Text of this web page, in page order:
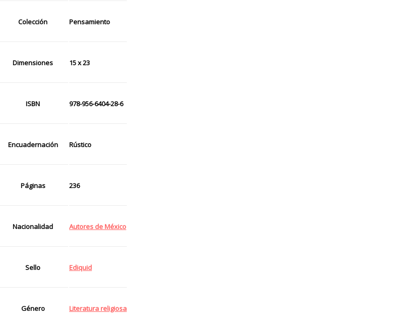
Colección Pensamiento
Dimensiones 15 x 23
ISBN 978-956-6404-28-6
Encuadernación Rústico
Páginas 236
Nacionalidad Autores de México
Sello Ediquid
Género Literatura religiosa